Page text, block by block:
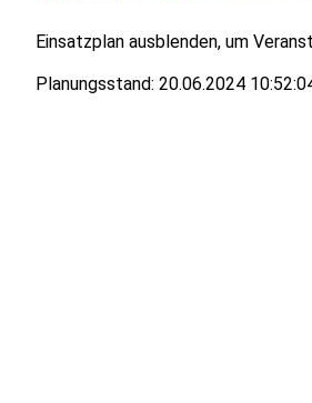
Einsatzplan ausblenden, um
Planungsstand: 20.06.2024